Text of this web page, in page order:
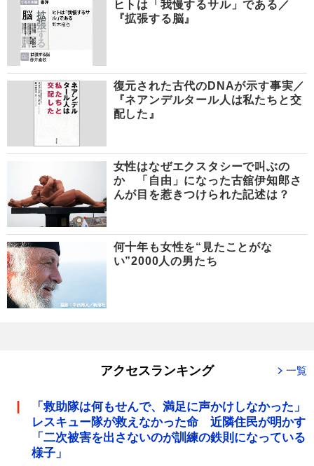
ヒトは「我慢するサル」である／
『拡張する脳』
復元された古代のDNAが示す事実／
『ネアンデルタール人は私たちと交
配した』
女性はなぜエクスタシーで叫ぶの
か 「自由」になった古舘伊知郎さ
んが目を惹きつけられた記述は？
何十年も女性を“見たことがな
い”2000人の男たち
アクセスランキング 一覧
「救助隊は何もせんで、満足に声かけしなかった」
レスキュー隊が救えなかった命 近隣住民が明かす
「二次被害を出さないのが訓練の鉄則になっている
様子」